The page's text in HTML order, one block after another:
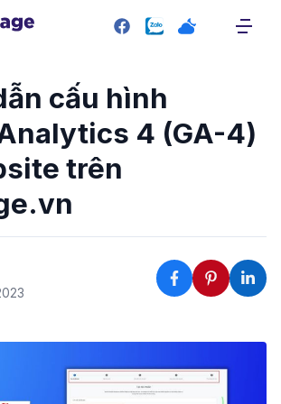
dẫn
cấu hình
4 (GA-4)
trên